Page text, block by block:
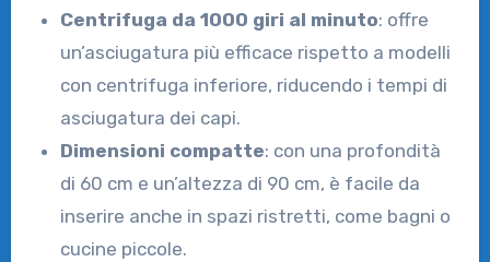
Centrifuga da 1000 giri al minuto: offre
un’asciugatura più efficace rispetto a modelli
con centrifuga inferiore, riducendo i tempi di
asciugatura dei capi.
Dimensioni compatte: con una profondità
di 60 cm e un’altezza di 90 cm, è facile da
inserire anche in spazi ristretti, come bagni o
cucine piccole.